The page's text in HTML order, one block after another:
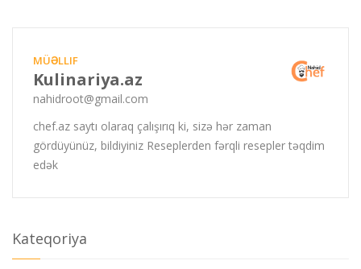
MÜƏLLIF
Kulinariya.az
nahidroot@gmail.com
chef.az saytı olaraq çalışırıq ki, sizə hər zaman
gördüyünüz, bildiyiniz Reseplerden fərqli resepler təqdim
edək
Kateqoriya